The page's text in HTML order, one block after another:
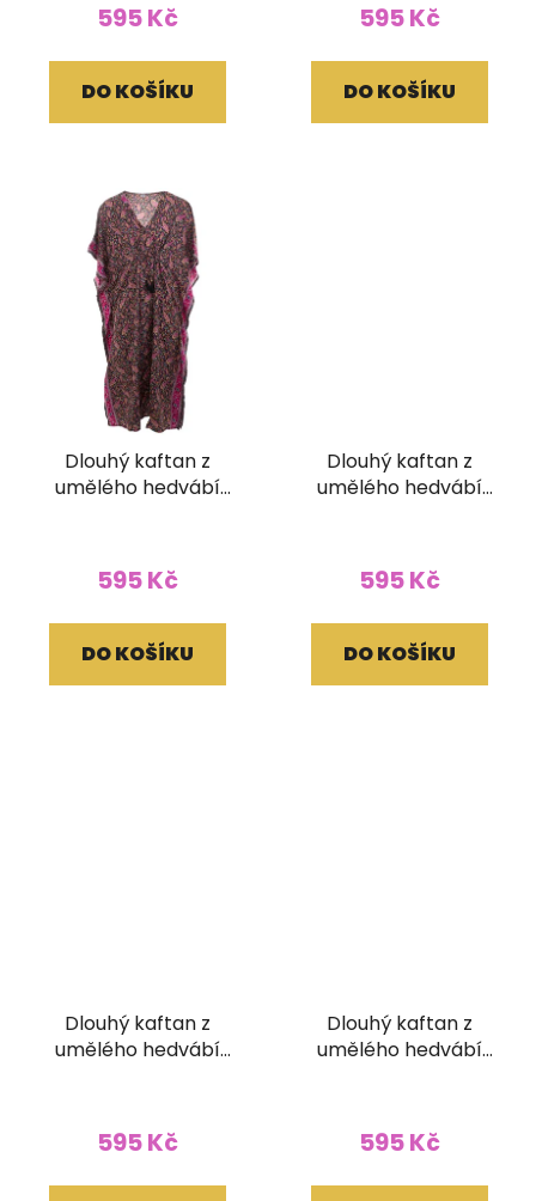
595 Kč
DO KOŠÍKU
595 Kč
DO KOŠÍKU
Dlouhý kaftan z
umělého hedvábí
hodnocení
je
5,0
595 Kč
DO KOŠÍKU
Dlouhý kaftan z
umělého hedvábí
595 Kč
DO KOŠÍKU
Dlouhý kaftan z
umělého hedvábí
595 Kč
Dlouhý kaftan z
umělého hedvábí
595 Kč